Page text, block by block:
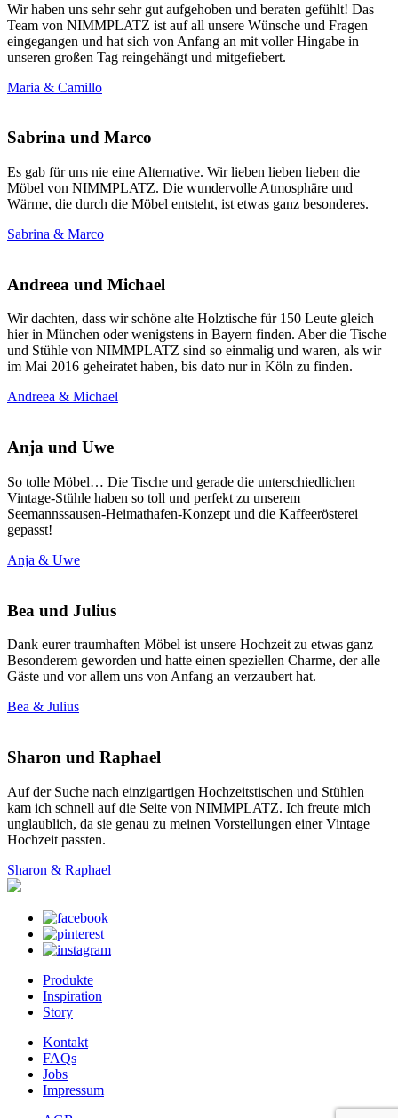
Wir haben uns sehr sehr gut aufgehoben und beraten gefühlt! Das
Team von NIMMPLATZ ist auf all unsere Wünsche und Fragen
eingegangen und hat sich von Anfang an mit voller Hingabe in
unseren großen Tag reingehängt und mitgefiebert.
Maria & Camillo
Sabrina und Marco
Es gab für uns nie eine Alternative. Wir lieben lieben lieben die
Möbel von NIMMPLATZ. Die wundervolle Atmosphäre und
Wärme, die durch die Möbel entsteht, ist etwas ganz besonderes.
Sabrina & Marco
Andreea und Michael
Wir dachten, dass wir schöne alte Holztische für 150 Leute gleich
hier in München oder wenigstens in Bayern finden. Aber die Tische
und Stühle von NIMMPLATZ sind so einmalig und waren, als wir
im Mai 2016 geheiratet haben, bis dato nur in Köln zu finden.
Andreea & Michael
Anja und Uwe
So tolle Möbel… Die Tische und gerade die unterschiedlichen
Vintage-Stühle haben so toll und perfekt zu unserem
Seemannssausen-Heimathafen-Konzept und die Kaffeerösterei
gepasst!
Anja & Uwe
Bea und Julius
Dank eurer traumhaften Möbel ist unsere Hochzeit zu etwas ganz
Besonderem geworden und hatte einen speziellen Charme, der alle
Gäste und vor allem uns von Anfang an verzaubert hat.
Bea & Julius
Sharon und Raphael
Auf der Suche nach einzigartigen Hochzeitstischen und Stühlen
kam ich schnell auf die Seite von NIMMPLATZ. Ich freute mich
unglaublich, da sie genau zu meinen Vorstellungen einer Vintage
Hochzeit passten.
Sharon & Raphael
Produkte
Inspiration
Story
Kontakt
FAQs
Jobs
Impressum